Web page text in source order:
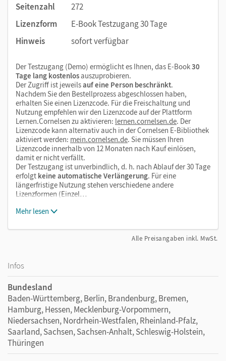
Seitenzahl
272
Lizenzform
E-Book Testzugang 30 Tage
Hinweis
sofort verfügbar
Der Testzugang (Demo) ermöglicht es Ihnen, das E-Book30
Tage lang kostenlosauszuprobieren.
Der Zugriff ist jeweilsauf eine Person beschränkt.
Nachdem Sie den Bestellprozess abgeschlossen haben,
erhalten Sie einen Lizenzcode. Für die Freischaltung und
Nutzung empfehlen wir den Lizenzcode auf der Plattform
Lernen.Cornelsen zu aktivieren: lernen.cornelsen.de. Der
Lizenzcode kann alternativ auch in der Cornelsen E-Bibliothek
aktiviert werden: mein.cornelsen.de. Sie müssen Ihren
Lizenzcode innerhalb von 12 Monaten nach Kauf einlösen,
damit er nicht verfällt.
Der Testzugang ist unverbindlich, d. h. nach Ablauf der 30 Tage
erfolgt keine automatische Verlängerung. Für eine
längerfristige Nutzung stehen verschiedene andere
Lizenzformen (Einzel…
Mehr lesen
Alle Preisangaben inkl. MwSt.
Infos
Bundesland
Baden-Württemberg, Berlin, Brandenburg, Bremen,
Hamburg, Hessen, Mecklenburg-Vorpommern,
Niedersachsen, Nordrhein-Westfalen, Rheinland-Pfalz,
Saarland, Sachsen, Sachsen-Anhalt, Schleswig-Holstein,
Thüringen